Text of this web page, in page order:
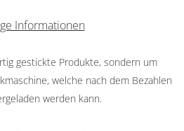
Informationen
gestickte Produkte, sondern um
welche nach dem Bezahlen
werden kann.